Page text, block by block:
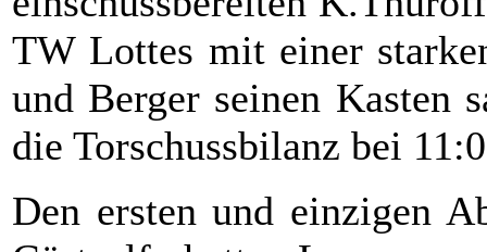
TW Lottes mit einer
und Berger seinen Kasten
die Torschussbilanz bei
Den ersten und einzigen